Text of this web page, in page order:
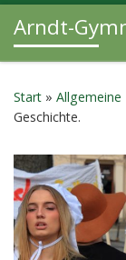
Zum Inhalt
Arndt-
Start » Allgemeine
Geschichte.